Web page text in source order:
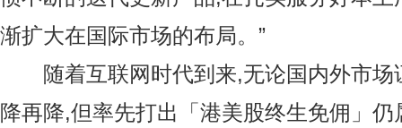
渐扩大在国际市场的布局。”
随着互联网时代到来,无论国内外市场
降再降,但率先打出「港美股终生免佣」